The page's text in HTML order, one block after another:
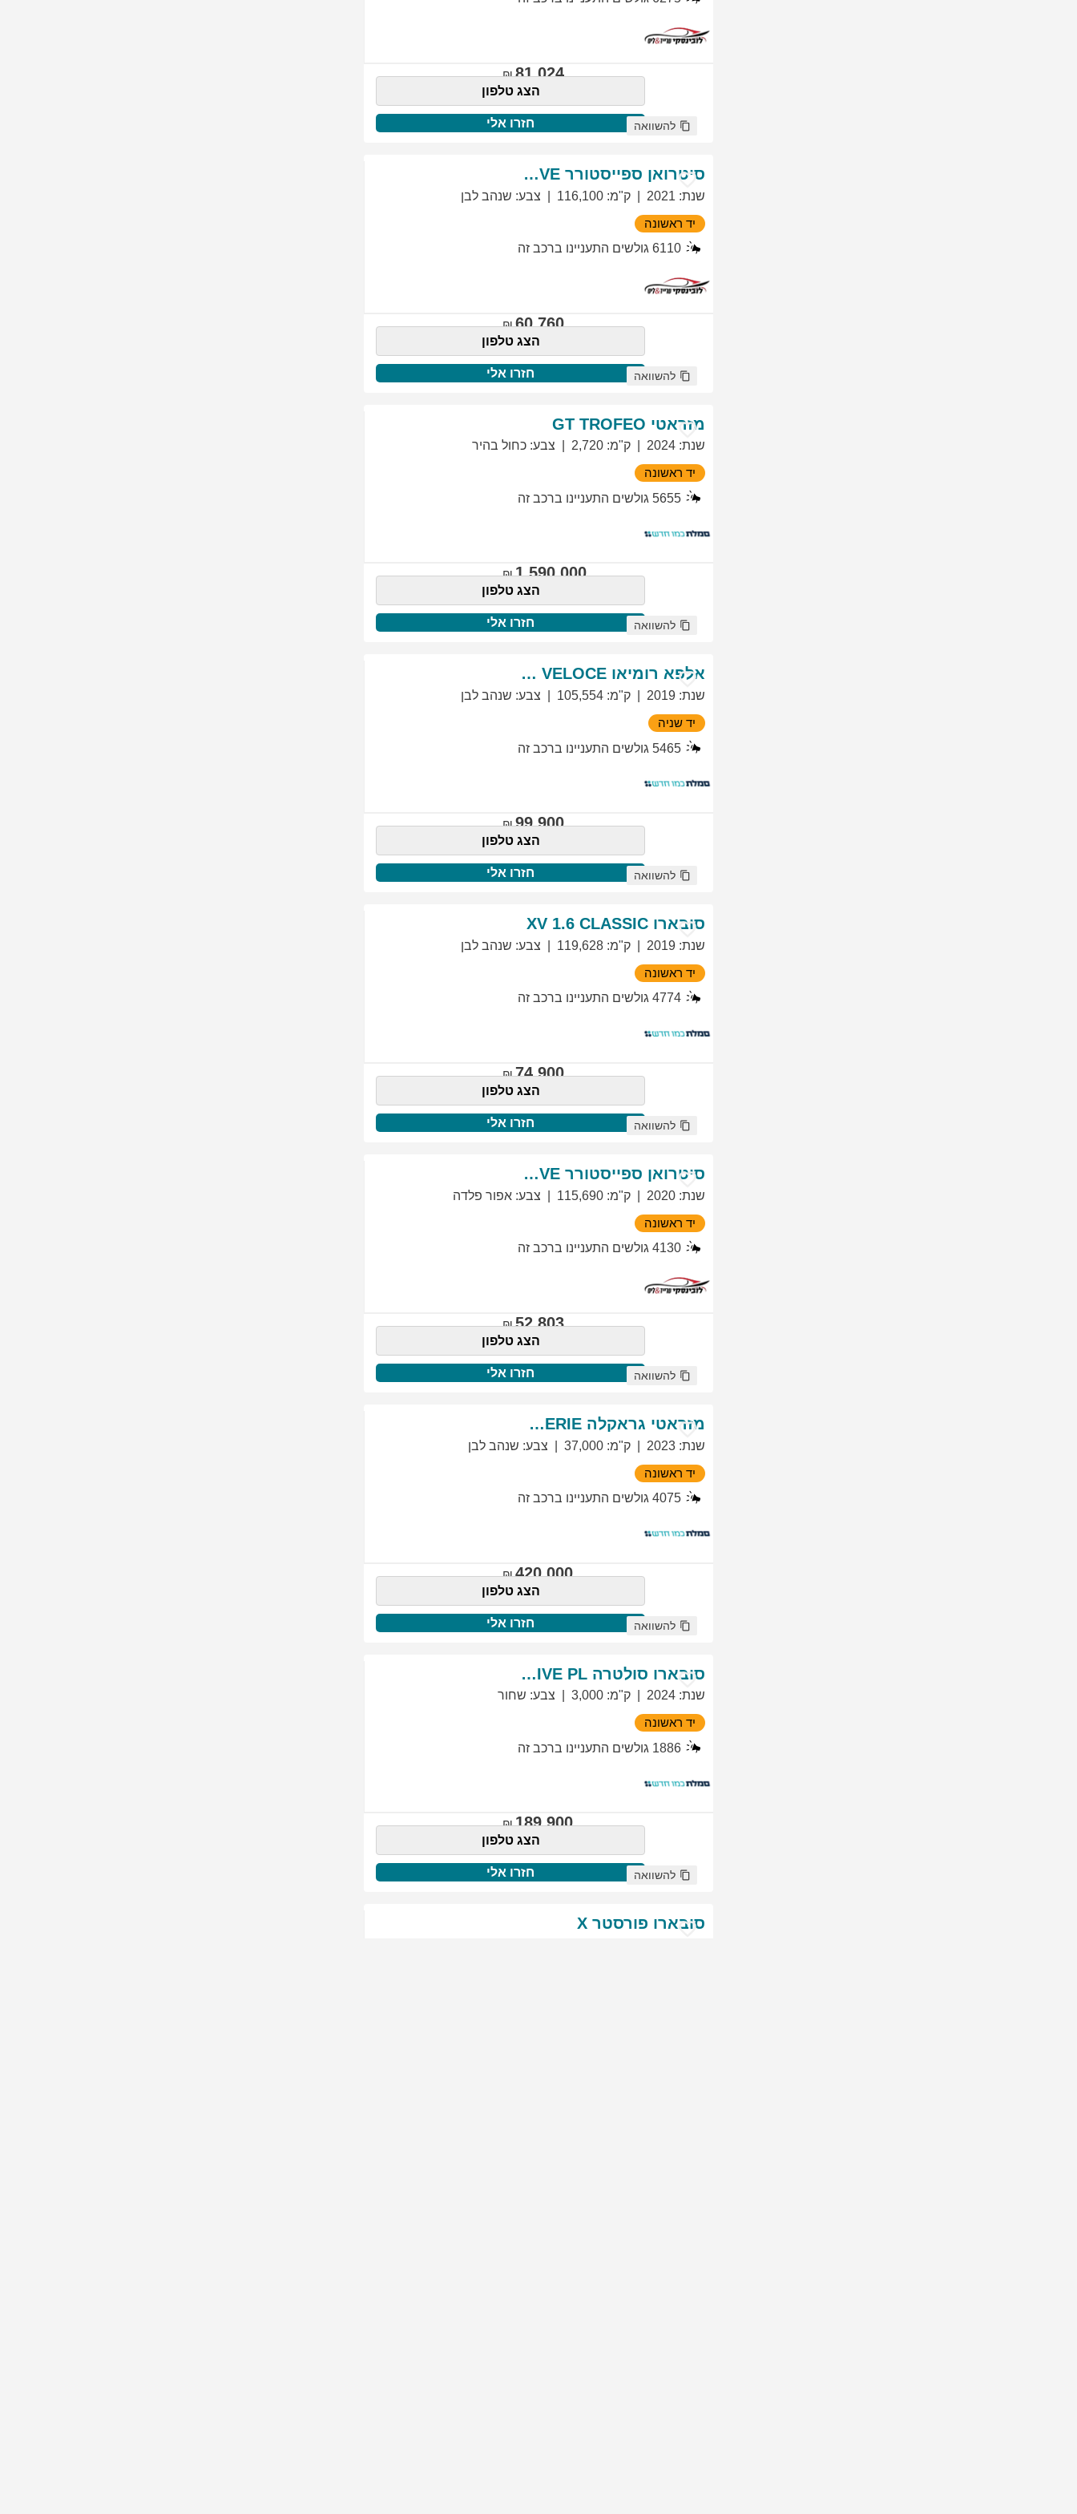
81,024
הצג טלפון
חזרו אלי להשוואה
סיטרואן ספייסטורר EXCLUSIVE
שנת:
2021 ק"מ:
116,100 צבע: שנהב לבן
יד ראשונה
6110 גולשים התעניינו ברכב זה
60,760
הצג טלפון
חזרו אלי להשוואה
מזראטי GT TROFEO
שנת:
2024 ק"מ:
2,720 צבע: כחול בהיר
יד ראשונה
5655 גולשים התעניינו ברכב זה
1,590,000
הצג טלפון
חזרו אלי להשוואה
אלפא רומיאו GIULIETTA VELOCE
שנת:
2019 ק"מ:
105,554 צבע: שנהב לבן
יד שניה
5465 גולשים התעניינו ברכב זה
99,900
הצג טלפון
חזרו אלי להשוואה
סובארו XV 1.6 CLASSIC
שנת:
2019 ק"מ:
119,628 צבע: שנהב לבן
יד ראשונה
4774 גולשים התעניינו ברכב זה
74,900
הצג טלפון
חזרו אלי להשוואה
סיטרואן ספייסטורר EXCLUSIVE
שנת:
2020 ק"מ:
115,690 צבע: אפור פלדה
יד ראשונה
4130 גולשים התעניינו ברכב זה
52,803
הצג טלפון
חזרו אלי להשוואה
מזראטי גראקלה PRIMASERIE
שנת:
2023 ק"מ:
37,000 צבע: שנהב לבן
יד ראשונה
4075 גולשים התעניינו ברכב זה
420,000
הצג טלפון
חזרו אלי להשוואה
סובארו סולטרה EXCLUSIVE PL
שנת:
2024 ק"מ:
3,000 צבע: שחור
יד ראשונה
1886 גולשים התעניינו ברכב זה
189,900
הצג טלפון
חזרו אלי להשוואה
סובארו פורסטר X